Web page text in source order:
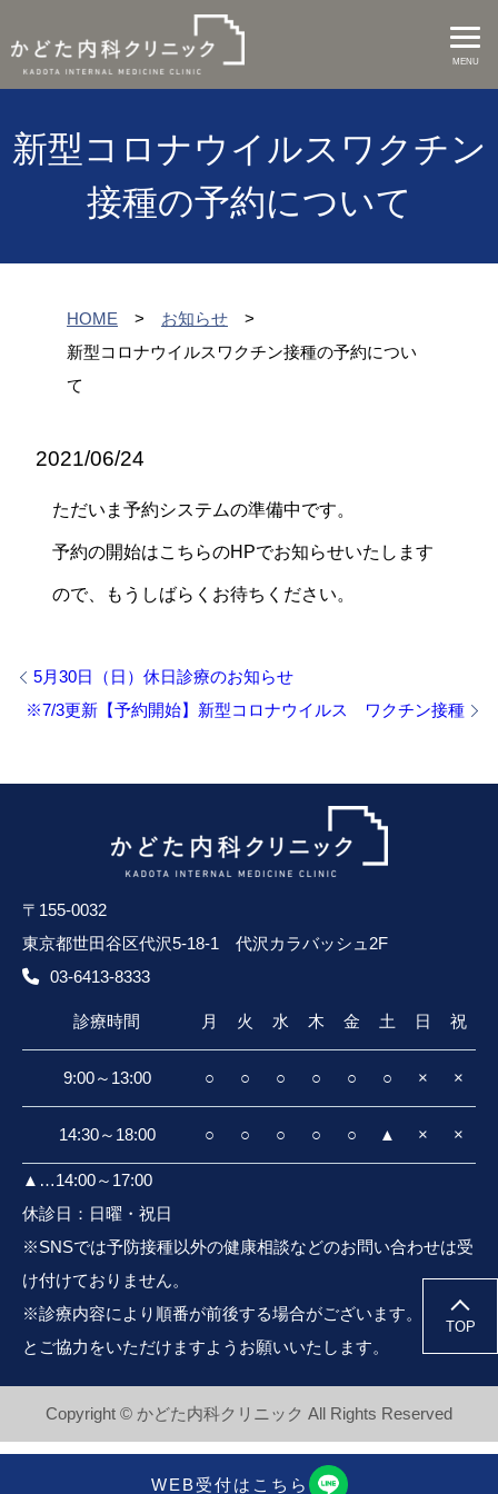
MENU
新型コロナウイルスワクチン
接種の予約について
HOME
お知らせ
新型コロナウイルスワクチン接種の予約につい
て
2021/06/24
ただいま予約システムの準備中です。
予約の開始はこちらのHPでお知らせいたします
ので、もうしばらくお待ちください。
5月30日（日）休日診療のお知らせ
※7/3更新【予約開始】新型コロナウイルス ワクチン接種
〒155-0032
東京都世田谷区代沢5-18-1 代沢カラバッシュ2F
03-6413-8333
診療時間 月 火 水 木 金 土 日 祝
9:00～13:00 ○ ○ ○ ○ ○ ○ × ×
14:30～18:00 ○ ○ ○ ○ ○ ▲ × ×
▲…14:00～17:00
休診日：日曜・祝日
※SNSでは予防接種以外の健康相談などのお問い合わせは受
け付けておりません。
※診療内容により 順番が前後する場合がございます。
ご理解
とご協力をいただけますよう お願いいたします。
WEB受付はこちら
Copyright © かどた内科クリニック All Rights Reserved
TOP